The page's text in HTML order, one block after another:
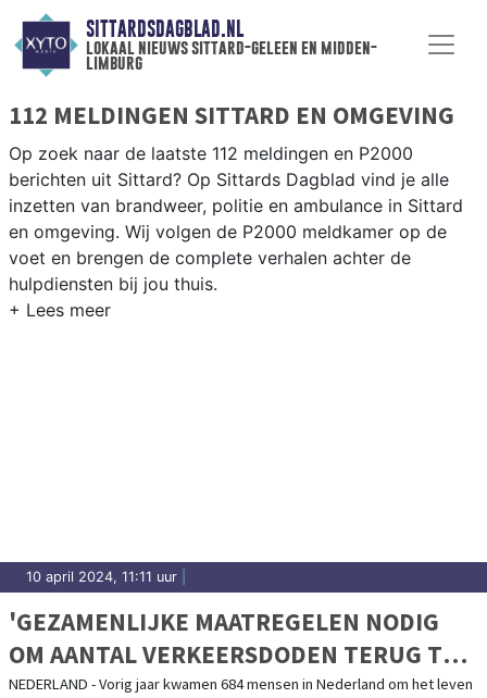
SITTARDSDAGBLAD.NL
lokaal nieuws sittard-geleen en midden-
limburg
112 MELDINGEN SITTARD EN OMGEVING
Op zoek naar de laatste 112 meldingen en P2000
berichten uit Sittard? Op Sittards Dagblad vind je alle
inzetten van brandweer, politie en ambulance in Sittard
en omgeving. Wij volgen de P2000 meldkamer op de
voet en brengen de complete verhalen achter de
hulpdiensten bij jou thuis.
10 april 2024, 11:11 uur
'GEZAMENLIJKE MAATREGELEN NODIG
OM AANTAL VERKEERSDODEN TERUG TE
DRINGEN'
NEDERLAND - Vorig jaar kwamen 684 mensen in Nederland om het leven